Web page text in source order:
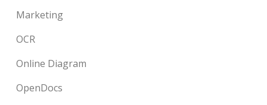
Marketing
OCR
Online Diagram
OpenDocs